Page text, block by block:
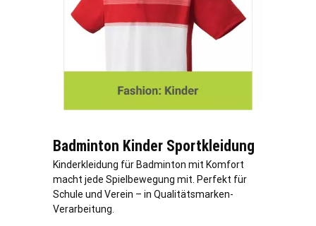
Badminton Kinder Sportkleidung
Kinderkleidung für Badminton mit Komfort
macht jede Spielbewegung mit. Perfekt für
Schule und Verein – in Qualitätsmarken-
Verarbeitung.